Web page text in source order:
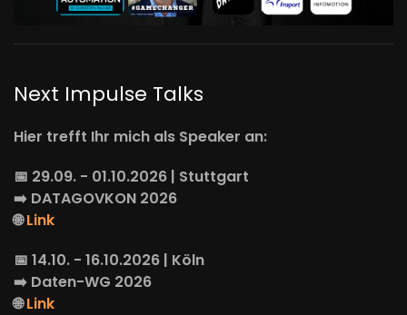
Next Impulse Talks
Hier trefft Ihr mich als Speaker an:
📅 29.09. - 01.10.2026 | Stuttgart
➡️ DATAGOVKON 2026
🌐Link
📅 14.10. - 16.10.2026 | Köln
➡️ Daten-WG 2026
🌐Link